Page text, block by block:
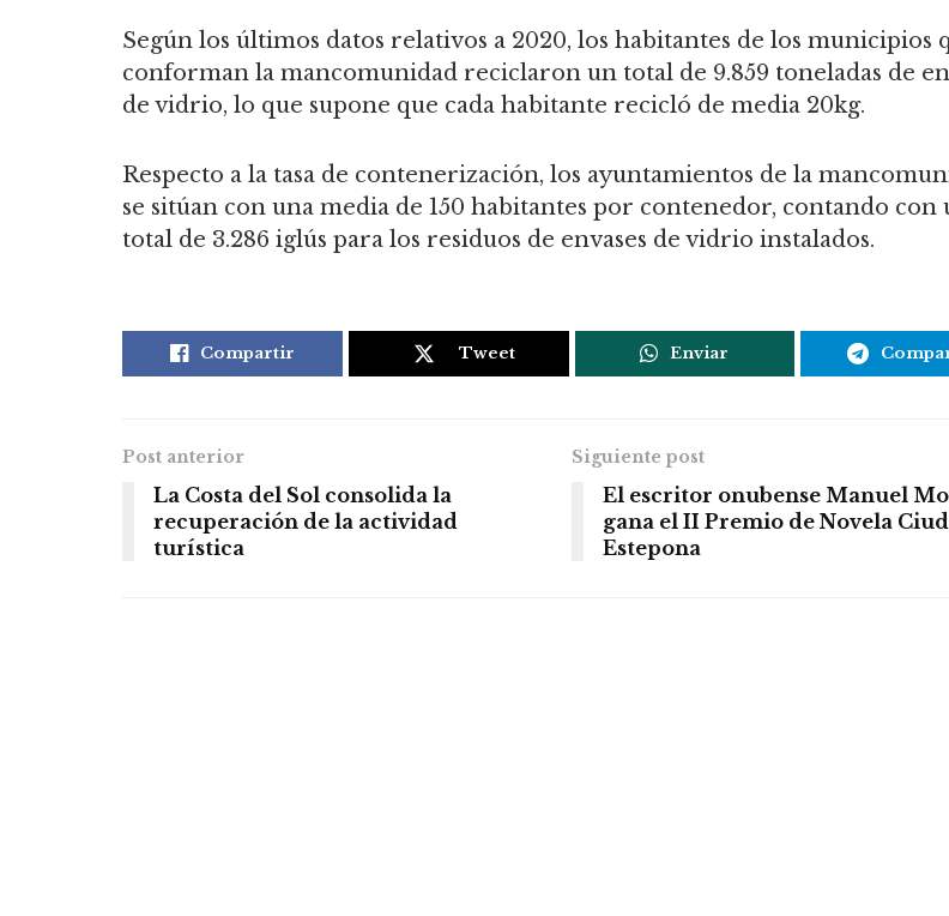
Según los últimos datos relativos a 2020, los habitantes de los municipios
conforman la mancomunidad reciclaron un total de 9.859 toneladas de
de vidrio, lo que supone que cada habitante recicló de media 20kg.
Respecto a la tasa de contenerización, los ayuntamientos de la
se sitúan con una media de 150 habitantes por contenedor, contando con
total de 3.286 iglús para los residuos de envases de vidrio instalados.
Compartir Tweet Enviar
Post anterior
La Costa del Sol consolida la
recuperación de la actividad
turística
Siguiente post
El escritor onubense Manuel
gana el II Premio de Novela
Estepona